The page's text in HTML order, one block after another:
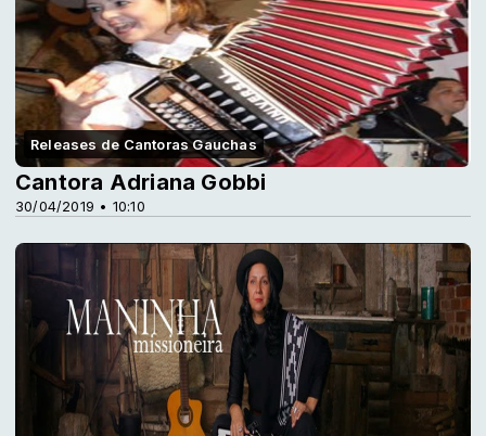
Releases de Cantoras Gauchas
30/04/2019 • 10:10
Cantora Adriana Gobbi